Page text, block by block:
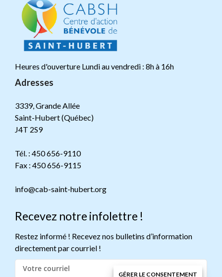
Heures d'ouverture Lundi au vendredi : 8h à 16h
Adresses
3339, Grande Allée
Saint-Hubert (Québec)
J4T 2S9
Tél. : 450 656-9110
Fax : 450 656-9115
info@cab-saint-hubert.org
Recevez notre infolettre !
Restez informé ! Recevez nos bulletins d’information
directement par courriel !
GÉRER LE CONSENTEMENT